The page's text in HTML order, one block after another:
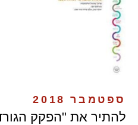
ספטמבר 2018
להתיר את "הפקק